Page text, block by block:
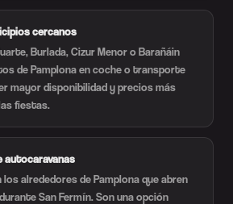
cercanos
Burlada, Cizur Menor o Barañáin
de Pamplona en coche o transporte
mayor disponibilidad y precios más
fiestas.
autocaravanas
alrededores de Pamplona que abren
San Fermín. Son una opción